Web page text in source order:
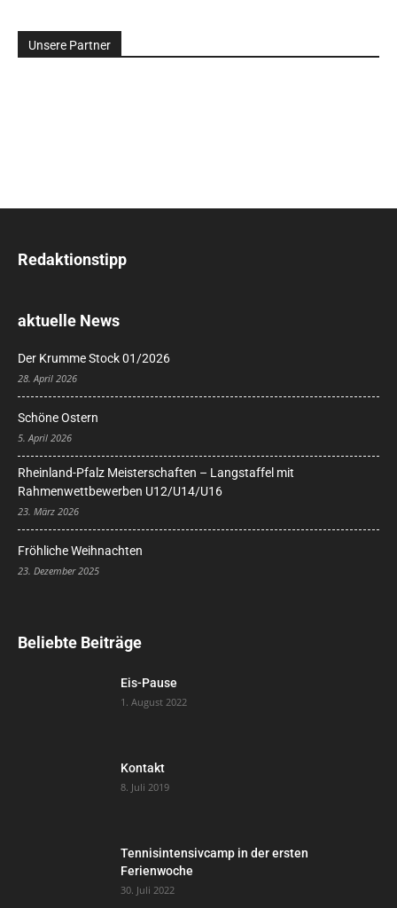
Unsere Partner
Redaktionstipp
aktuelle News
Der Krumme Stock 01/2026
28. April 2026
Schöne Ostern
5. April 2026
Rheinland-Pfalz Meisterschaften – Langstaffel mit
Rahmenwettbewerben U12/U14/U16
23. März 2026
Fröhliche Weihnachten
23. Dezember 2025
Beliebte Beiträge
Eis-Pause
1. August 2022
Kontakt
8. Juli 2019
Tennisintensivcamp in der ersten
Ferienwoche
30. Juli 2022